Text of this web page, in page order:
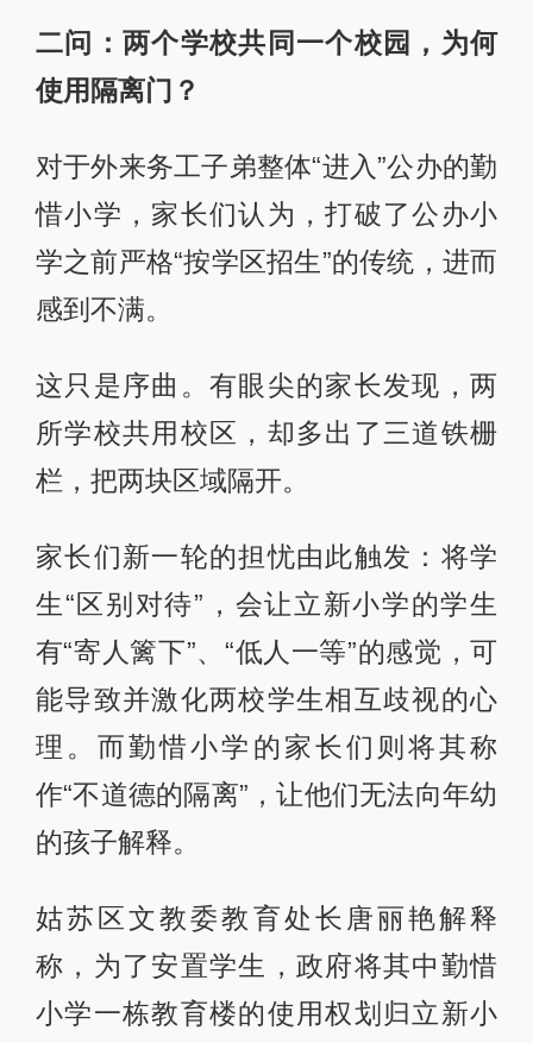
二问：两个学校共同一个校园，为何
使用隔离门？
对于外来务工子弟整体“进入”公办的勤
惜小学，家长们认为，打破了公办小
学之前严格“按学区招生”的传统，进而
感到不满。
这只是序曲。有眼尖的家长发现，两
所学校共用校区，却多出了三道铁栅
栏，把两块区域隔开。
家长们新一轮的担忧由此触发：将学
生“区别对待”，会让立新小学的学生
有“寄人篱下”、“低人一等”的感觉，可
能导致并激化两校学生相互歧视的心
理。而勤惜小学的家长们则将其称
作“不道德的隔离”，让他们无法向年幼
的孩子解释。
姑苏区文教委教育处长唐丽艳解释
称，为了安置学生，政府将其中勤惜
小学一栋教育楼的使用权划归立新小